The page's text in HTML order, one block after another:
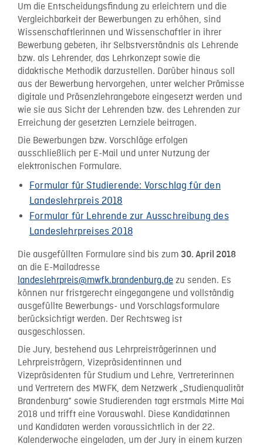
Um die Entscheidungsfindung zu erleichtern und die
Vergleichbarkeit der Bewerbungen zu erhöhen, sind
Wissenschaftlerinnen und Wissenschaftler in ihrer
Bewerbung gebeten, ihr Selbstverständnis als Lehrende
bzw. als Lehrender, das Lehrkonzept sowie die
didaktische Methodik darzustellen. Darüber hinaus soll
aus der Bewerbung hervorgehen, unter welcher Prämisse
digitale und Präsenzlehrangebote eingesetzt werden und
wie sie aus Sicht der Lehrenden bzw. des Lehrenden zur
Erreichung der gesetzten Lernziele beitragen.
Die Bewerbungen bzw. Vorschläge erfolgen
ausschließlich per E-Mail und unter Nutzung der
elektronischen Formulare.
Formular für Studierende: Vorschlag für den
Landeslehrpreis 2018
Formular für Lehrende zur Ausschreibung des
Landeslehrpreises 2018
Die ausgefüllten Formulare sind bis zum 30. April 2018
an die E-Mailadresse
landeslehrpreis@mwfk.brandenburg.de zu senden. Es
können nur fristgerecht eingegangene und vollständig
ausgefüllte Bewerbungs- und Vorschlagsformulare
berücksichtigt werden. Der Rechtsweg ist
ausgeschlossen.
Die Jury, bestehend aus Lehrpreisträgerinnen und
Lehrpreisträgern, Vizepräsidentinnen und
Vizepräsidenten für Studium und Lehre, Vertreterinnen
und Vertretern des MWFK, dem Netzwerk „Studienqualität
Brandenburg“ sowie Studierenden tagt erstmals Mitte Mai
2018 und trifft eine Vorauswahl. Diese Kandidatinnen
und Kandidaten werden voraussichtlich in der 22.
Kalenderwoche eingeladen, um der Jury in einem kurzen